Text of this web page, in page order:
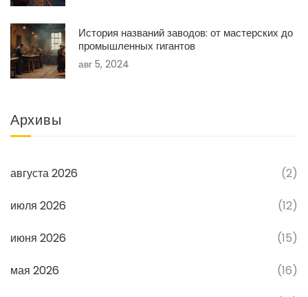
История названий заводов: от мастерских до
промышленных гигантов
авг 5, 2024
Архивы
августа 2026 (2)
июля 2026 (12)
июня 2026 (15)
мая 2026 (16)